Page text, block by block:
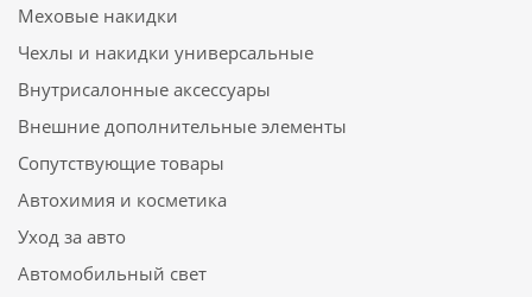
Меховые накидки
Чехлы и накидки универсальные
Внутрисалонные аксессуары
Внешние дополнительные элементы
Сопутствующие товары
Автохимия и косметика
Уход за авто
Автомобильный свет